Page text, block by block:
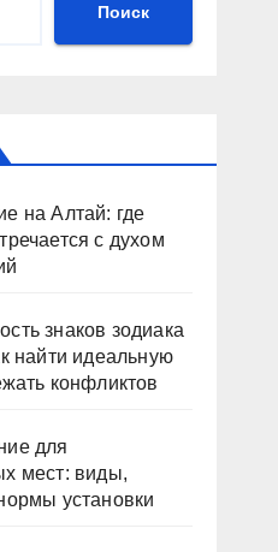
Поиск
на Алтай: где
с духом
знаков зодиака
найти идеальную
конфликтов
для
мест: виды,
установки